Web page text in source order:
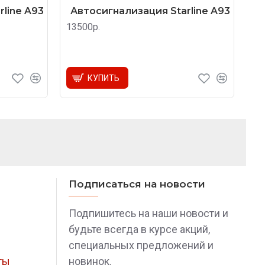
A93
Автосигнализация Starline A93
13500р.
КУПИТЬ
Подписаться на новости
Подпишитесь на наши новости и
будьте всегда в курсе акций,
специальных предложений и
новинок.